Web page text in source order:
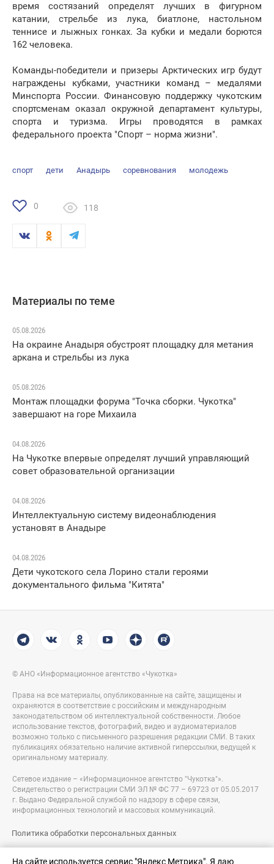
На сайте используется сервис "Яндекс Метрика". Я даю
время состязаний определят лучших в фигурном
катании, стрельбе из лука, биатлоне, настольном
теннисе и лыжных гонках. За кубки и медали борются
162 человека.
Команды-победители и призеры Арктических игр будут
награждены кубками, участники команд – медалями
Минспорта России. Финансовую поддержку чукотским
спортсменам оказал окружной департамент культуры,
спорта и туризма. Игры проводятся в рамках
федерального проекта "Спорт – норма жизни".
спорт дети Анадырь соревнования молодежь
0 118
Материалы по теме
05.08.2026
На окраине Анадыря обустроят площадку для метания
аркана и стрельбы из лука
05.08.2026
Монтаж площадки форума "Точка сборки. Чукотка"
завершают на горе Михаила
04.08.2026
На Чукотке впервые определят лучший управляющий
совет образовательной организации
04.08.2026
Интеллектуальную систему видеонаблюдения
установят в Анадыре
04.08.2026
Дети чукотского села Лорино стали героями
документального фильма "Китята"
© АНО «Информационное агентство «Чукотка»
Права на все материалы, опубликованные на сайте, защищены и
охраняются в соответствие с российским и международным
законодательством об интеллектуальной собственности. Любое
использование текстов, фотографий, видео и аудиоматериалов
возможно только с письменного разрешения редакции СМИ. В таких
публикациях обязательно наличие активной гиперссылки, ведущей к
оригинальному материалу.
Сетевое издание – «Информационное агентство "Чукотка"».
Свидетельство о регистрации СМИ ЭЛ № ФС 77 – 69723 от 05.05.2017
г. Выдано Федеральной службой по надзору в сфере связи,
информационных технологий и массовых коммуникаций.
Политика обработки персональных данных